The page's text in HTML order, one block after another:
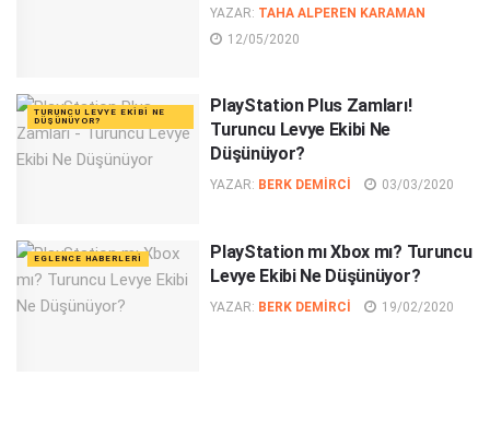
YAZAR: TAHA ALPEREN KARAMAN
12/05/2020
TURUNCU LEVYE EKIBI NE
DÜŞÜNÜYOR?
PlayStation Plus Zamları!
Turuncu Levye Ekibi Ne
Düşünüyor?
YAZAR: BERK DEMIRCI 03/03/2020
EGLENCE HABERLERI
PlayStation mı Xbox mı? Turuncu
Levye Ekibi Ne Düşünüyor?
YAZAR: BERK DEMIRCI 19/02/2020